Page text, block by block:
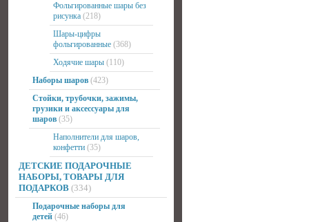
Фольгированные шары без
рисунка (218)
Шары-цифры
фольгированные (368)
Ходячие шары (110)
Наборы шаров (423)
Стойки, трубочки, зажимы,
грузики и аксессуары для
шаров (35)
Наполнители для шаров,
конфетти (35)
ДЕТСКИЕ ПОДАРОЧНЫЕ
НАБОРЫ, ТОВАРЫ ДЛЯ
ПОДАРКОВ (334)
Подарочные наборы для
детей (46)